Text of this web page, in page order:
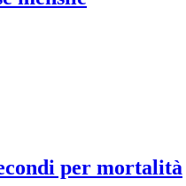
per mortalità